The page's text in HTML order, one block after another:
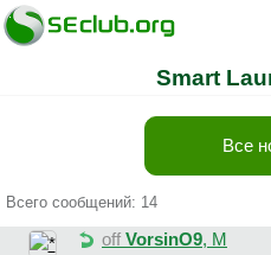
Smart
Все
Всего сообщений: 14
off VorsinO9, М